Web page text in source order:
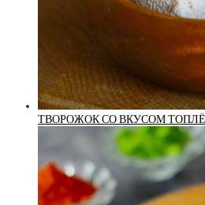
ТВОРОЖОК СО ВКУСОМ